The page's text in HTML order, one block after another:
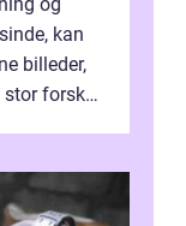
og
kan
billeder,
forskel.